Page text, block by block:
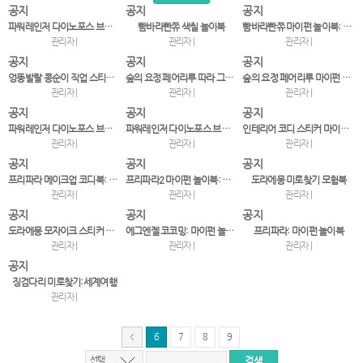
공지
파워레인저 다이노포스 브레이브 스티커 놀이 ㄱㄴㄷ
관리자 |
공지
빰바라빤쮸 색칠 놀이북
관리자 |
공지
빰바라빤쮸 마이펀 놀이북: 스티커&색칠
관리자 |
공지
엉뚱발랄 콩순이 직업 스티커북 무슨 일을 하나요? 우리…
관리자 |
공지
숲의 요정 페어리루 따라 그리기 색칠북
관리자 |
공지
숲의 요정 페어리루 마이펀 놀이북
관리자 |
공지
파워레인저 다이노포스 브레이브 스티커 놀이 123
관리자 |
공지
파워레인저 다이노포스 브레이브 마이펀 놀이북: 스티커 …
관리자 |
공지
인테리어 코디 스티커 마이홈 코디북: 붙였다 떼었다!
관리자 |
공지
프리파라 메이크업 코디북: 라라&소피 붙였다 떼었다!
관리자 |
공지
프리파라2 마이펀 놀이북: 아이돌 도감
관리자 |
공지
도라에몽 미로찾기 모험북
관리자 |
공지
도라에몽 모자이크 스티커 놀이북
관리자 |
공지
에그엔젤 코코밍: 마이펀 놀이북
관리자 |
공지
프리파라: 마이펀 놀이북
관리자 |
공지
징검다리 미로찾기:세계여행
관리자 |
6 7 8 9
선택